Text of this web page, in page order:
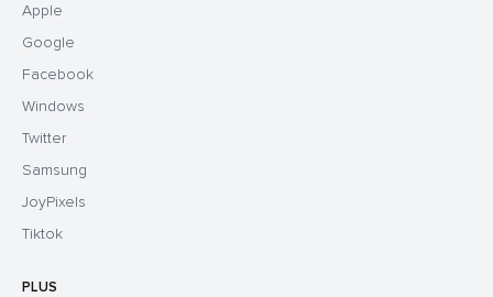
Apple
Google
Facebook
Windows
Twitter
Samsung
JoyPixels
Tiktok
PLUS